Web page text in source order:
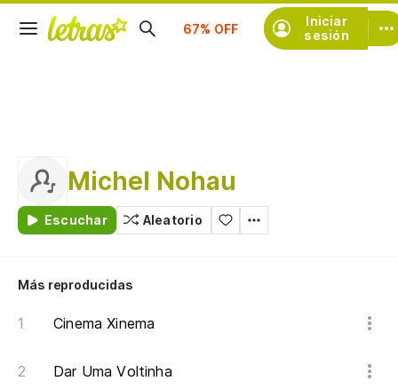
Iniciar
sesión
Suscríbete
Michel Nohau
Escuchar Aleatorio
Más reproducidas
Cinema Xinema
Dar Uma Voltinha